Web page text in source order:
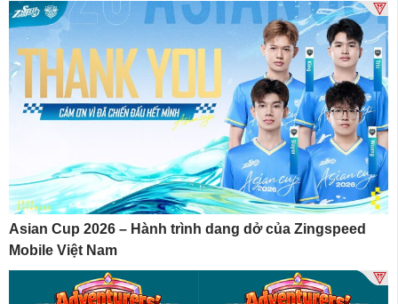
Asian Cup 2026 – Hành trình dang dở của Zingspeed
Mobile Việt Nam